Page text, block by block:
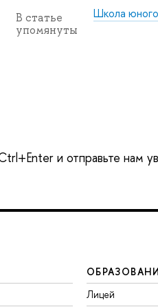
В статье
упомянуты
Школа
и отправьте нам
Лицей